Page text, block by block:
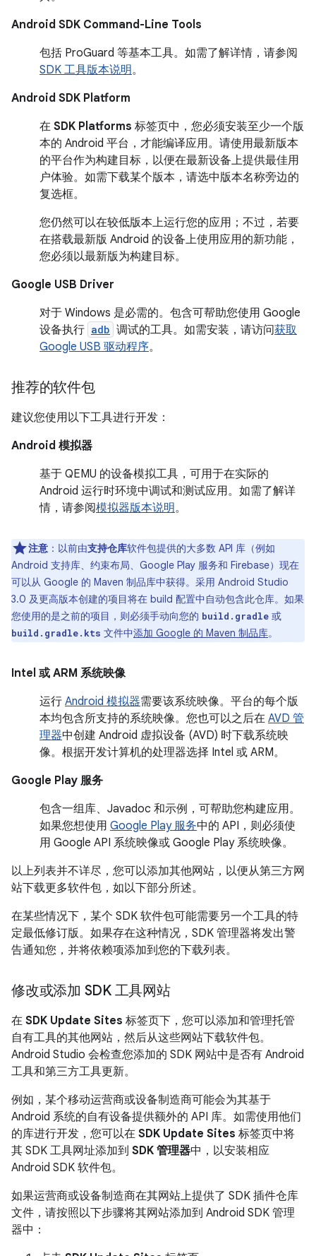
Android SDK Command-Line Tools
包括 ProGuard 等基本工具。如需了解详情，请参阅
SDK 工具版本说明。
Android SDK Platform
在 SDK Platforms 标签页中，您必须安装至少一个版
本的 Android 平台，才能编译应用。请使用最新版本
的平台作为构建目标，以便在最新设备上提供最佳用
户体验。如需下载某个版本，请选中版本名称旁边的
复选框。
您仍然可以在较低版本上运行您的应用；不过，若要
在搭载最新版 Android 的设备上使用应用的新功能，
您必须以最新版为构建目标。
Google USB Driver
对于 Windows 是必需的。包含可帮助您使用 Google
设备执行 adb 调试的工具。如需安装，请访问获取
Google USB 驱动程序。
推荐的软件包
建议您使用以下工具进行开发：
Android 模拟器
基于 QEMU 的设备模拟工具，可用于在实际的
Android 运行时环境中调试和测试应用。如需了解详
情，请参阅模拟器版本说明。
注意 ：以前由支持仓库软件包提供的大多数 API 库（例如
Android 支持库、约束布局、Google Play 服务和 Firebase）现在
可以从 Google 的 Maven 制品库中获得。采用 Android Studio
3.0 及更高版本创建的项目将在 build 配置中自动包含此仓库。如果
您使用的是之前的项目，则必须手动向您的 build.gradle 或
build.gradle.kts 文件中添加 Google 的 Maven 制品库。
Intel 或 ARM 系统映像
运行 Android 模拟器需要该系统映像。平台的每个版
本均包含所支持的系统映像。您也可以之后在 AVD 管
理器中创建 Android 虚拟设备 (AVD) 时下载系统映
像。根据开发计算机的处理器选择 Intel 或 ARM。
Google Play 服务
包含一组库、Javadoc 和示例，可帮助您构建应用。
如果您想使用 Google Play 服务中的 API，则必须使
用 Google API 系统映像或 Google Play 系统映像。
以上列表并不详尽，您可以添加其他网站，以便从第三方网
站下载更多软件包，如以下部分所述。
在某些情况下，某个 SDK 软件包可能需要另一个工具的特
定最低修订版。如果存在这种情况，SDK 管理器将发出警
告通知您，并将依赖项添加到您的下载列表。
修改或添加 SDK 工具网站
在 SDK Update Sites 标签页下，您可以添加和管理托管
自有工具的其他网站，然后从这些网站下载软件包。
Android Studio 会检查您添加的 SDK 网站中是否有 Android
工具和第三方工具更新。
例如，某个移动运营商或设备制造商可能会为其基于
Android 系统的自有设备提供额外的 API 库。如需使用他们
的库进行开发，您可以在 SDK Update Sites 标签页中将
其 SDK 工具网址添加到 SDK 管理器中，以安装相应
Android SDK 软件包。
如果运营商或设备制造商在其网站上提供了 SDK 插件仓库
文件，请按照以下步骤将其网站添加到 Android SDK 管理
器中：